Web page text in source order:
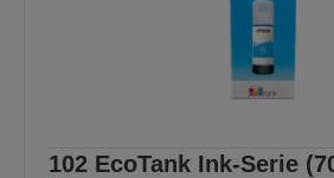
102 EcoTank Ink-Serie